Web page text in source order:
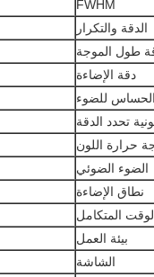
FWHM
الدقة والتكرار
طول الموجة
دقة الإضاءة
للضوء
تحدد الدقة
حرارة اللون
الضوء الضوئي
نطاق الإضاءة
المتكامل
بيئة العمل
الشاشة